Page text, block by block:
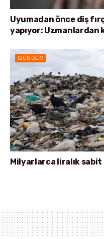
Uyumadan önce diş
yapıyor: Uzmanlardan
GÜNDEM
Milyarlarca liralık sabit